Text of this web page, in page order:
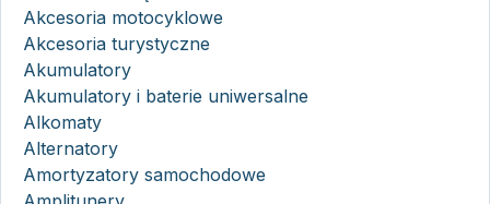
Akcesoria motocyklowe
Akcesoria turystyczne
Akumulatory
Akumulatory i baterie uniwersalne
Alkomaty
Alternatory
Amortyzatory samochodowe